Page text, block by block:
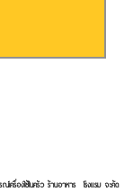
เครื่องใช้ในครัว ร้านอาหาร โรงแรม จะค้ด